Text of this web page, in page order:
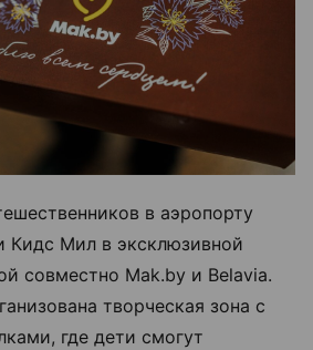
в аэропорту
Кидс Мил в эксклюзивной
совместно Mak.by и Belavia.
творческая зона с
где дети смогут